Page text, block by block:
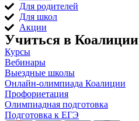
Для родителей
Для школ
Акции
Учиться в Коалиции
Курсы
Вебинары
Выездные школы
Онлайн-олимпиада Коалиции
Профориетация
Олимпиадная подготовка
Подготовка к ЕГЭ